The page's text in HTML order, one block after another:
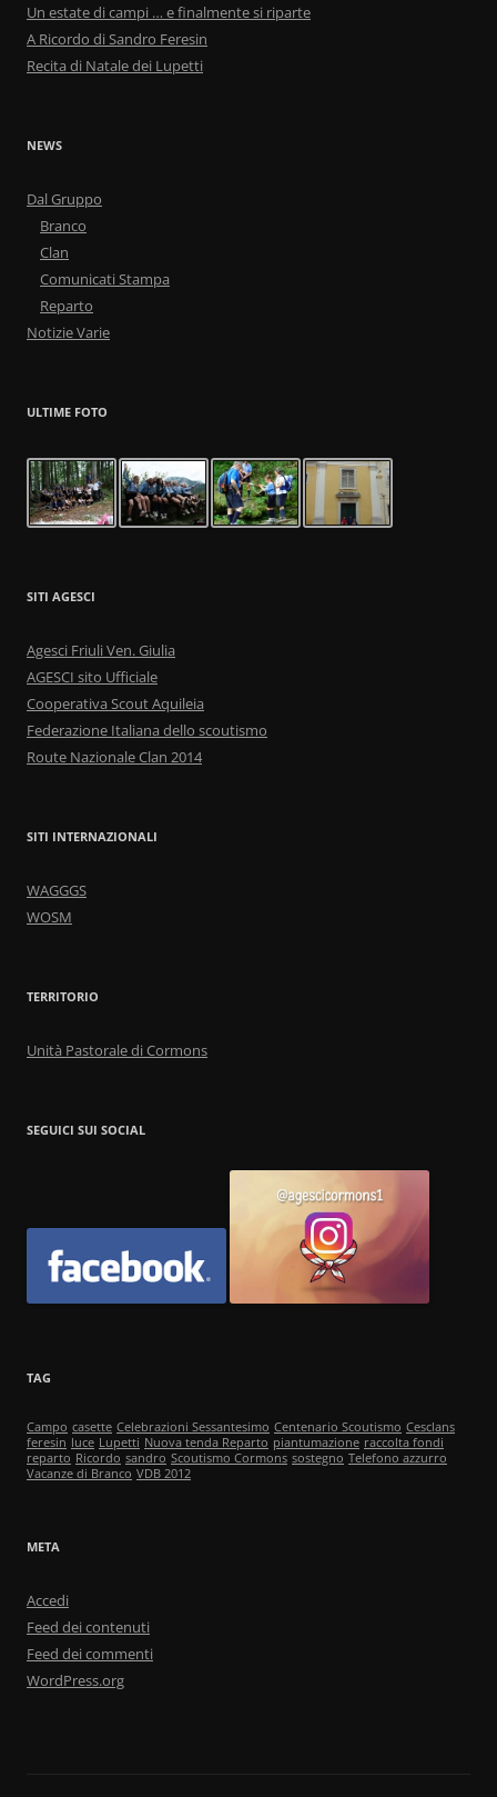
Un estate di campi … e finalmente si riparte
A Ricordo di Sandro Feresin
Recita di Natale dei Lupetti
NEWS
Dal Gruppo
Branco
Clan
Comunicati Stampa
Reparto
Notizie Varie
ULTIME FOTO
SITI AGESCI
Agesci Friuli Ven. Giulia
AGESCI sito Ufficiale
Cooperativa Scout Aquileia
Federazione Italiana dello scoutismo
Route Nazionale Clan 2014
SITI INTERNAZIONALI
WAGGGS
WOSM
TERRITORIO
Unità Pastorale di Cormons
SEGUICI SUI SOCIAL
TAG
Campo casette Celebrazioni Sessantesimo Centenario Scoutismo Cesclans
feresin luce Lupetti Nuova tenda Reparto piantumazione raccolta fondi
reparto Ricordo sandro Scoutismo Cormons sostegno Telefono azzurro
Vacanze di Branco VDB 2012
META
Accedi
Feed dei contenuti
Feed dei commenti
WordPress.org